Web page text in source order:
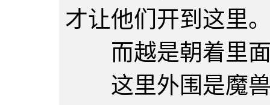
才让他们开到这里
而越是朝着里面
这里外围是魔兽